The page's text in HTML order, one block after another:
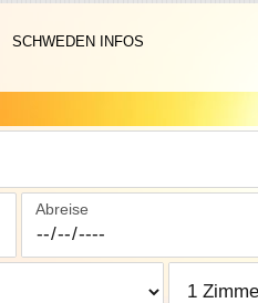
SCHWEDEN INFOS
Abreise